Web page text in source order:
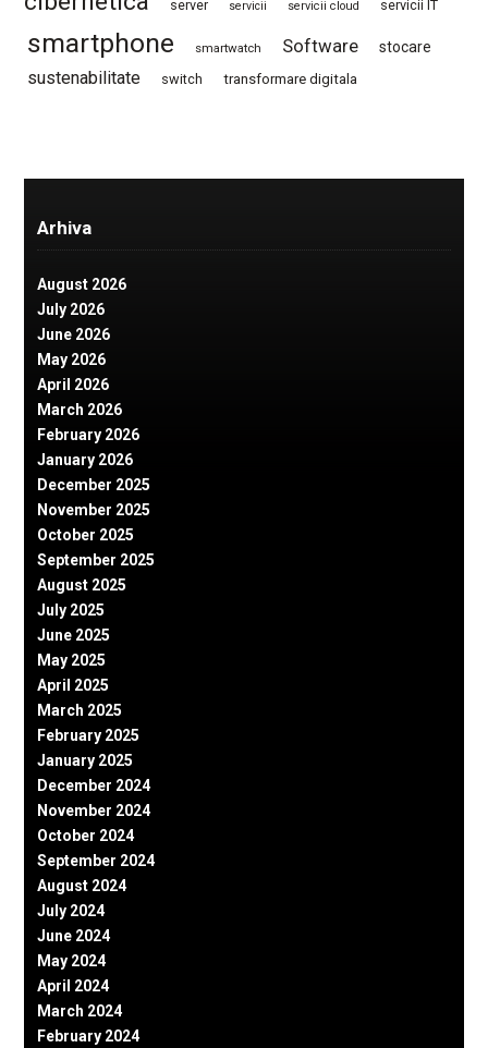
server servicii servicii cloud servicii IT
smartphone smartwatch Software stocare
sustenabilitate switch transformare digitala
Arhiva
August 2026
July 2026
June 2026
May 2026
April 2026
March 2026
February 2026
January 2026
December 2025
November 2025
October 2025
September 2025
August 2025
July 2025
June 2025
May 2025
April 2025
March 2025
February 2025
January 2025
December 2024
November 2024
October 2024
September 2024
August 2024
July 2024
June 2024
May 2024
April 2024
March 2024
February 2024